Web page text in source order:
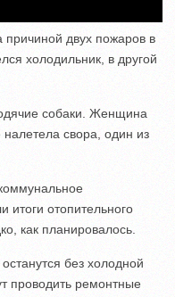
причиной двух пожаров в
холодильник, в другой
собаки. Женщина
свора, один из
итоги отопительного
как планировалось.
без холодной
проводить ремонтные